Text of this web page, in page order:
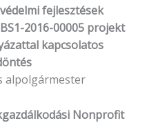
fejlesztések
2016-00005 projekt
kapcsolatos
Nonprofit